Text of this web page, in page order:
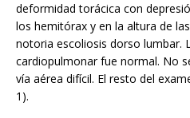
deformidad torácica con
los hemitórax y en la altura de
notoria escoliosis dorso lumbar.
cardiopulmonar fue normal. No
vía aérea difícil. El resto del
1).